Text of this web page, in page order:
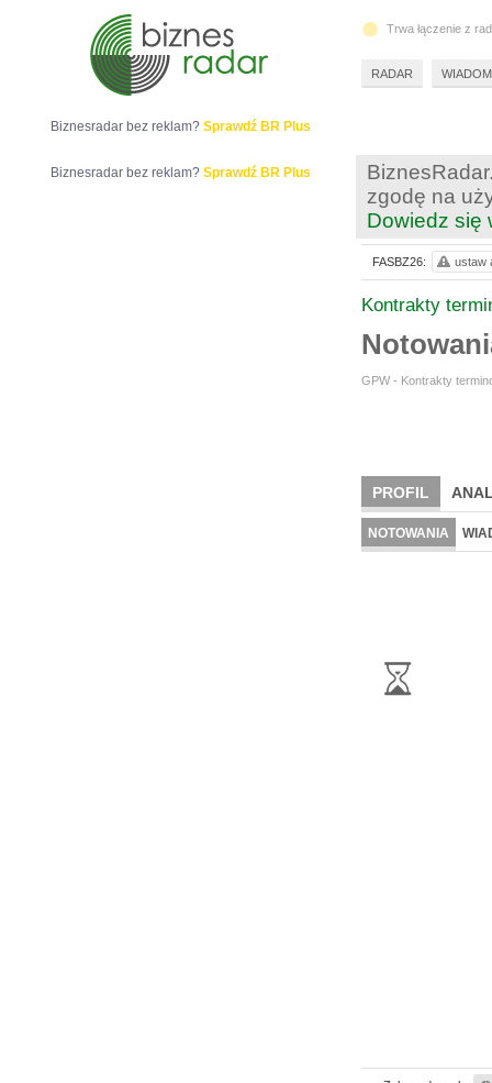
zgodę na
Dowiedz się
Kontrakty
GPW - Kontrakty
PROFIL
NOTOWANIA
FASBZ26: ustaw
Biznesradar bez reklam? Sprawdź BR Plus
Biznesradar bez reklam? Sprawdź BR Plus
Trwa łączenie z
RADAR